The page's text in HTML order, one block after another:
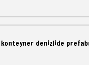
denizlide